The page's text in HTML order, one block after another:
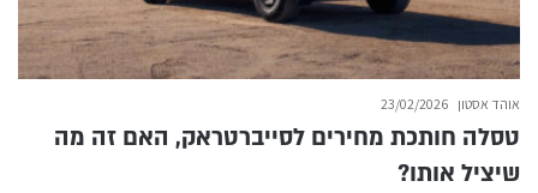
אוהד אסטון 23/02/2026
טסלה חותכת מחירים לסייברטראק, האם זה מה
שיציל אותו?